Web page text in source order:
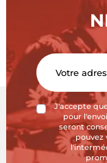
J'accepte
pour
seront
pouvez